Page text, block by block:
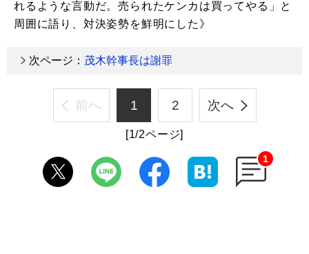
れるような言動だ。売られたケンカは買ってやる」と
周囲に語り、対決姿勢を鮮明にした》
次ページ： 茂木幹事長は謝罪
前へ 1 2 次へ
[1/2ページ]
1